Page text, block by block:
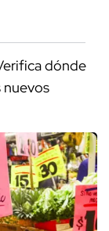
dónde
nuevos